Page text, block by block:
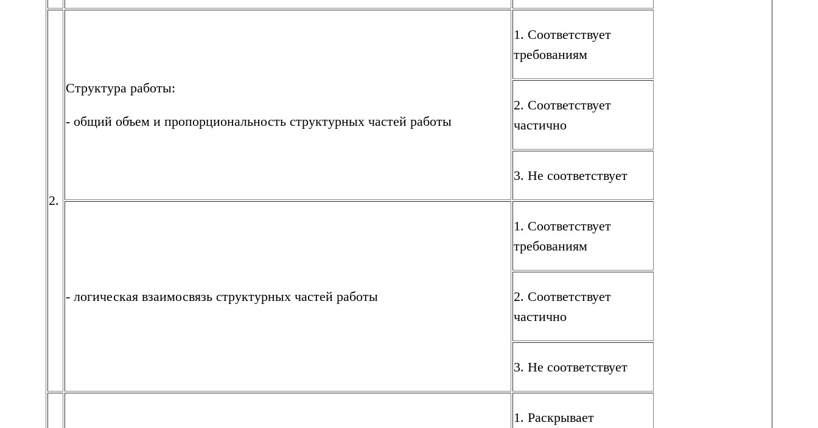
2.
Структура работы:
- общий объем и пропорциональность структурных частей работы
1. Соответствует
требованиям
2. Соответствует
частично
3. Не соответствует
- логическая взаимосвязь структурных частей работы
1. Соответствует
требованиям
2. Соответствует
частично
3. Не соответствует
1. Раскрывает